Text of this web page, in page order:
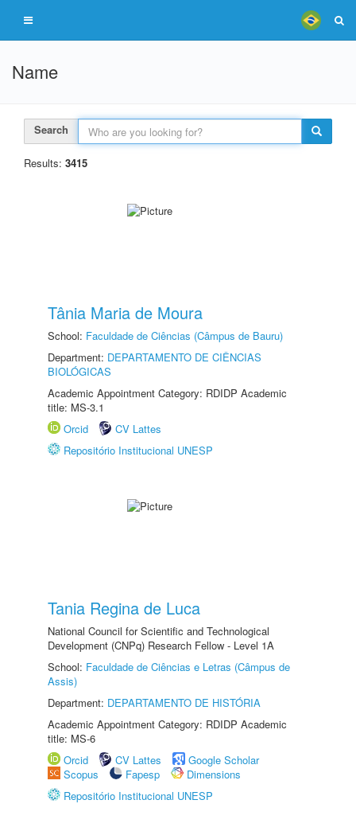
Name
Search
Results: 3415
Tânia Maria de Moura
School: Faculdade de Ciências (Câmpus de Bauru)
Department: DEPARTAMENTO DE CIÊNCIAS
BIOLÓGICAS
Academic Appointment Category: RDIDP Academic
title: MS-3.1
Orcid
CV Lattes
Repositório Institucional UNESP
Tania Regina de Luca
National Council for Scientific and Technological
Development (CNPq) Research Fellow - Level 1A
School: Faculdade de Ciências e Letras (Câmpus de
Assis)
Department: DEPARTAMENTO DE HISTÓRIA
Academic Appointment Category: RDIDP Academic
title: MS-6
Orcid
CV Lattes
Google Scholar
Scopus
Fapesp
Dimensions
Repositório Institucional UNESP